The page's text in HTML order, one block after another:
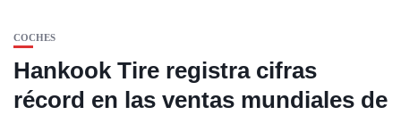
COCHES
Hankook Tire registra cifras
récord en las ventas mundiales de